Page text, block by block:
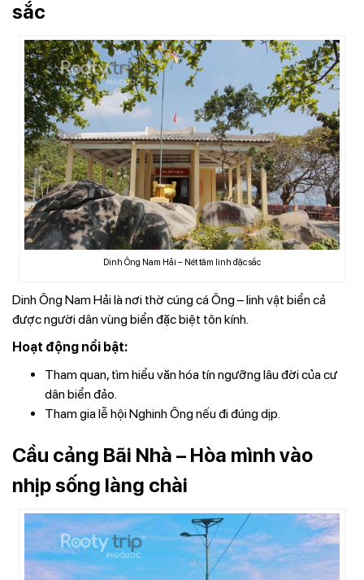
sắc
Dinh Ông Nam Hải – Nét tâm linh đặc sắc
Dinh Ông Nam Hải là nơi thờ cúng cá Ông – linh vật biển cả
được người dân vùng biển đặc biệt tôn kính.
Hoạt động nổi bật:
Tham quan, tìm hiểu văn hóa tín ngưỡng lâu đời của cư
dân biển đảo.
Tham gia lễ hội Nghinh Ông nếu đi đúng dịp.
Cầu cảng Bãi Nhà – Hòa mình vào
nhịp sống làng chài